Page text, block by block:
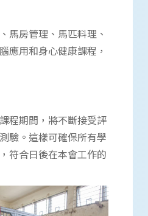
馬房管理、馬匹料理、
應用和身心健康課程，
程期間，將不斷接受評
驗。這樣可確保所有學
符合日後在本會工作的